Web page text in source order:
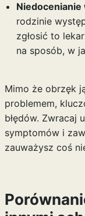
rodzinie
zgłosić to
na sposób, w
Mimo że obrzęk
problemem,
błędów. Zwracaj
symptomów i
zauważysz coś